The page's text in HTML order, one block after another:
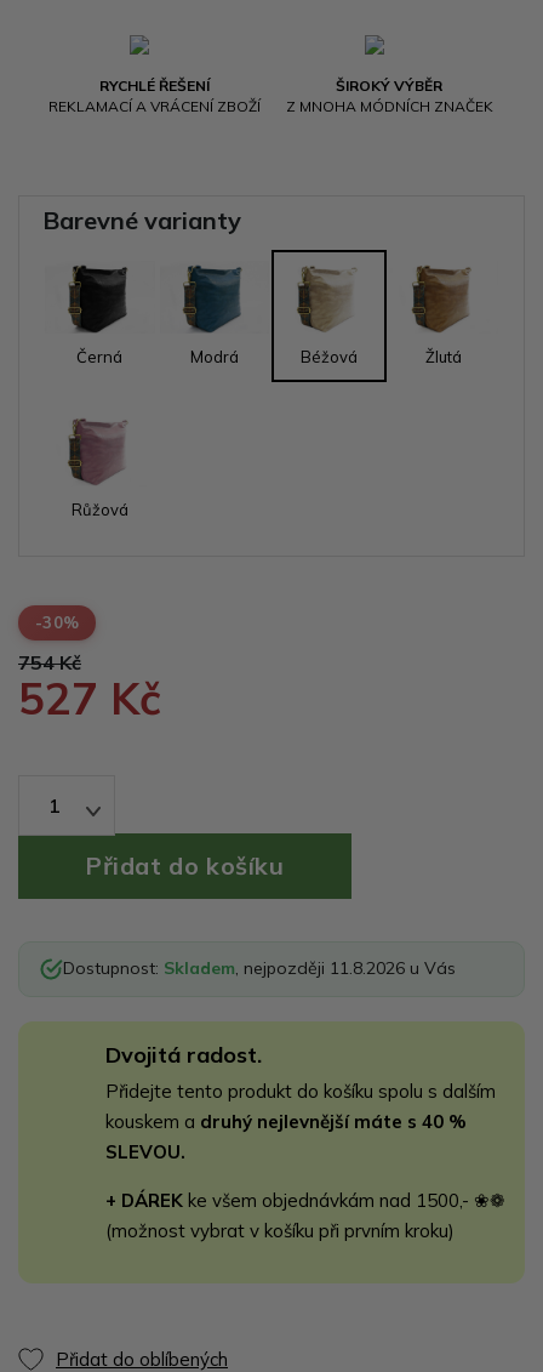
RYCHLÉ ŘEŠENÍ
REKLAMACÍ A VRÁCENÍ ZBOŽÍ
ŠIROKÝ VÝBĚR
Z MNOHA MÓDNÍCH ZNAČEK
Barevné varianty
Černá Modrá Béžová Žlutá
Růžová
-30%
754 Kč
527 Kč
1
Dostupnost: Skladem, nejpozději 11.8.2026 u Vás
Dvojitá radost.
Přidejte tento produkt do košíku spolu s dalším
kouskem a druhý nejlevnější máte s 40 %
SLEVOU.
+ DÁREK ke všem objednávkám nad 1500,- ❀❁
(možnost vybrat v košíku při prvním kroku)
Přidat do oblíbených